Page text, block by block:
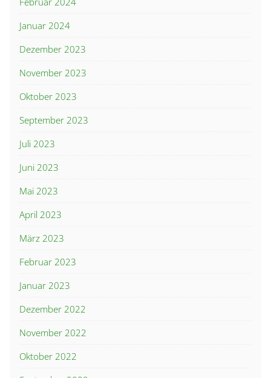
Januar 2024
Dezember 2023
November 2023
Oktober 2023
September 2023
Juli 2023
Juni 2023
Mai 2023
April 2023
März 2023
Februar 2023
Januar 2023
Dezember 2022
November 2022
Oktober 2022